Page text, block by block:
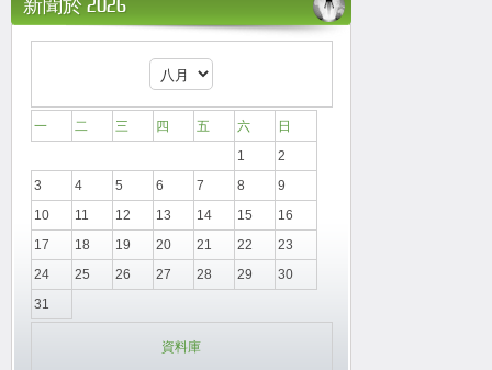
新聞於 2026
一 二 三 四 五 六
日
1
2
3
4 5 6 7 8
9
10
11 12 13 14 15
16
17
18 19 20 21 22
23
24
25 26 27 28 29
30
31
資料庫